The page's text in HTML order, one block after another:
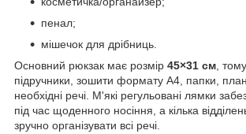
пенал;
мішечок для дрібниць.
Основний рюкзак має розмір 45×31 см ,
підручники, зошити формату А4, папки,
необхідні речі. М'які регульовані лямки
під час щоденного носіння, а кілька
зручно організувати всі речі.